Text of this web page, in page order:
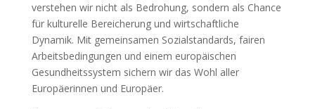
verstehen wir nicht als Bedrohung, sondern als Chance
für kulturelle Bereicherung und wirtschaftliche
Dynamik. Mit gemeinsamen Sozialstandards, fairen
Arbeitsbedingungen und einem europäischen
Gesundheitssystem sichern wir das Wohl aller
Europäerinnen und Europäer.